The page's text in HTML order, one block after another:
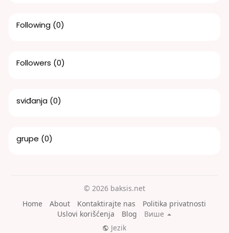
Following (0)
Followers (0)
sviđanja (0)
grupe (0)
© 2026 baksis.net
Home
About Kontaktirajte nas
Politika privatnosti
Uslovi korišćenja
Blog
Више
Jezik